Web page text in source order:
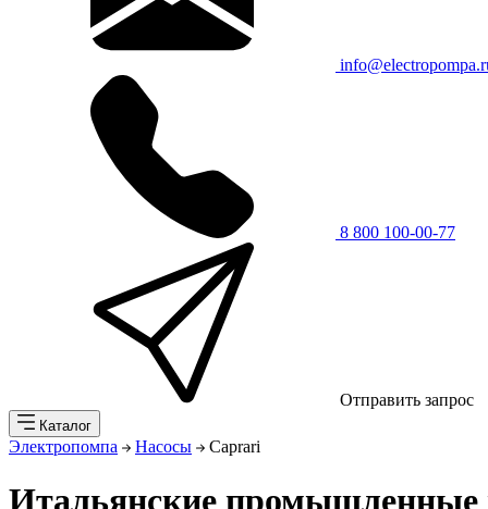
8 800 100-00-77
Отправить запрос
Каталог
Электропомпа Насосы Caprari
Итальянские промышленные